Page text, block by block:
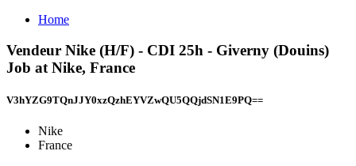
Home
Vendeur Nike (H/F) - CDI 25h - Giverny (Douins)
Job at Nike, France
V3hYZG9TQnJJY0xzQzhEYVZwQU5QQjdSN1E9PQ==
Nike
France